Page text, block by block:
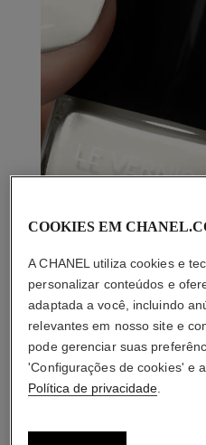
COOKIES EM
A CHANEL utiliza cookies e
personalizar conteúdos e
adaptada a você, incluindo
relevantes em nosso site e
pode gerenciar suas
'Configurações de cookies' e
Política de privacidade